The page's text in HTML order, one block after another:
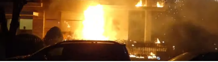
mbaroi!
Khamenei
konfirmohet
i
vdekur